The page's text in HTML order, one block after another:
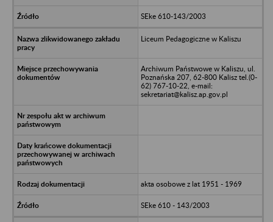
SEke 610-143/2003
Liceum Pedagogiczne w Kaliszu
Archiwum Państwowe w Kaliszu, ul.
Poznańska 207, 62-800 Kalisz tel.(0-
62) 767-10-22, e-mail:
sekretariat@kalisz.ap.gov.pl
akta osobowe z lat 1951 - 1969
SEke 610 - 143/2003